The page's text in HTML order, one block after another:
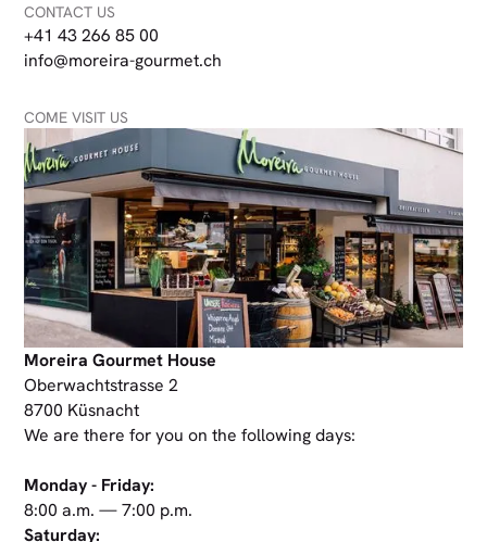
CONTACT US
+41 43 266 85 00
info@moreira-gourmet.ch
COME VISIT US
Moreira Gourmet House
Oberwachtstrasse 2
8700 Küsnacht
We are there for you on the following days:
Monday - Friday:
8:00 a.m. — 7:00 p.m.
Saturday: